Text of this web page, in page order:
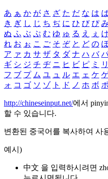
あ ぁ か が さ ざ た だ な は
き ぎ し じ ち ぢ に ひ び ぴ み
ぬ ふ ぶ ぷ む ゆ ゅ る え ぇ け
れ お ぉ こ ご そ ぞ と ど の ほ
ア ァ カ サ ザ タ ダ ナ ハ バ
ギ シ ジ チ ヂ ニ ヒ ビ ピ ミ リ
フ ブ プ ム ユ ュ ル エ ェ ケ
ォ コ ゴ ソ ゾ ト ド ノ ホ ボ ポ
http://chineseinput.net/에서
할 수 있습니다.
변환된 중국어를 복사하여 사
예시)
中文 을 입력하시려면